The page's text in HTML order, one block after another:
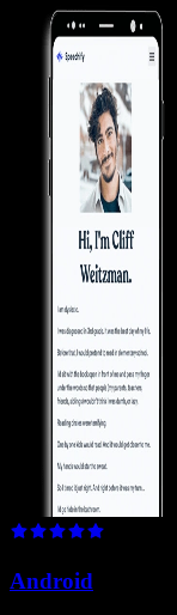
Android